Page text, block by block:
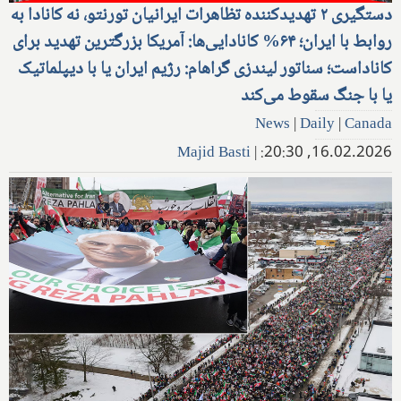
دستگیری ۲ تهدیدکننده تظاهرات ایرانیان تورنتو، نه کانادا به
روابط با ایران؛ ۶۴% کانادایی‌ها: آمریکا بزرگترین تهدید برای
کاناداست؛ سناتور لیندزی گراهام: رژیم ایران یا با دیپلماتیک
یا با جنگ سقوط می‌کند
News |Daily|Canada
16.02.2026, 20:30:
|
Majid Basti